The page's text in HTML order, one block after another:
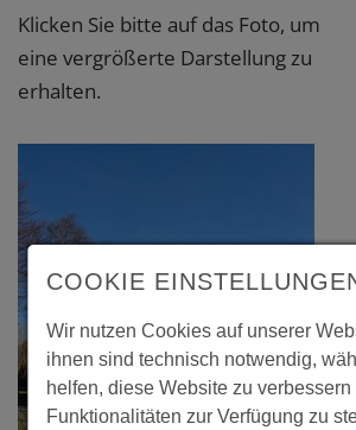
Klicken Sie bitte auf das Foto, um
eine vergrößerte Darstellung zu
erhalten.
COOKIE
Wir nutzen Cookies auf unserer
ihnen sind technisch notwendig,
helfen, diese Website zu
Funktionalitäten zur Verfügung zu